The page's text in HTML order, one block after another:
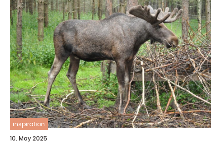
inspiration
10. May 2025